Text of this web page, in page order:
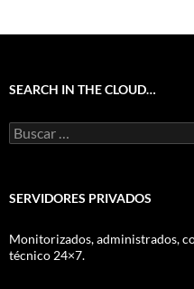
SEARCH IN THE CLOUD…
Buscar:
SERVIDORES PRIVADOS
Monitorizados, administrados,
técnico 24×7.